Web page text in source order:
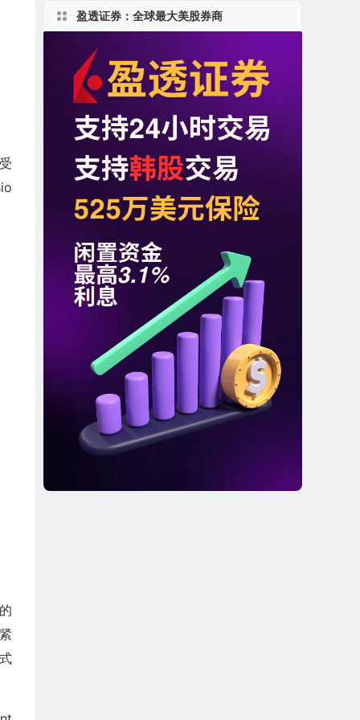
盈透证券：全球最大美股券商